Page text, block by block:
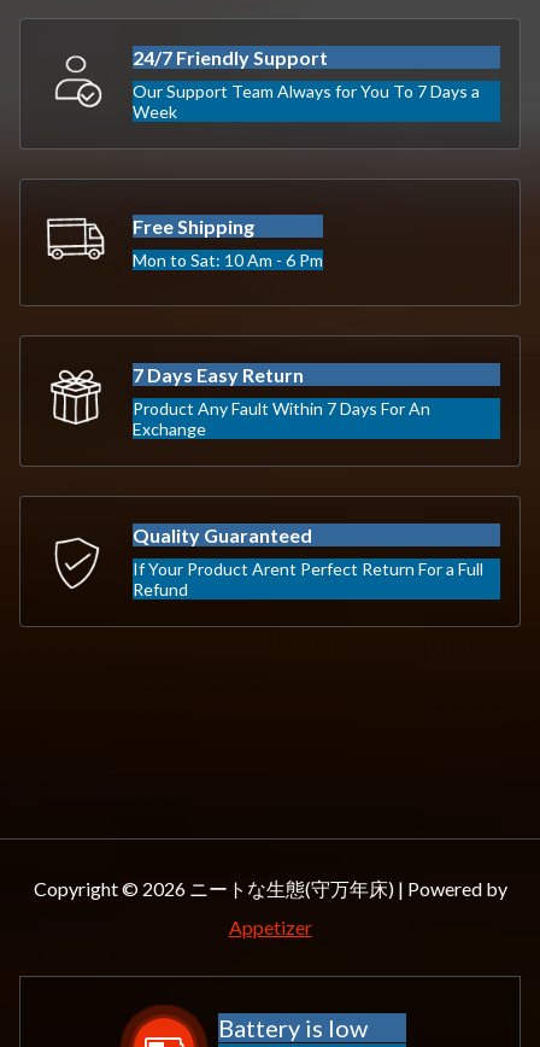
24/7 Friendly Support
Our Support Team Always for You To 7 Days a
Week
Free Shipping
Mon to Sat: 10 Am - 6 Pm
7 Days Easy Return
Product Any Fault Within 7 Days For An
Exchange
Quality Guaranteed
If Your Product Arent Perfect Return For a Full
Refund
Copyright © 2026 ニートな生態(守万年床) | Powered by
Appetizer
Battery is low